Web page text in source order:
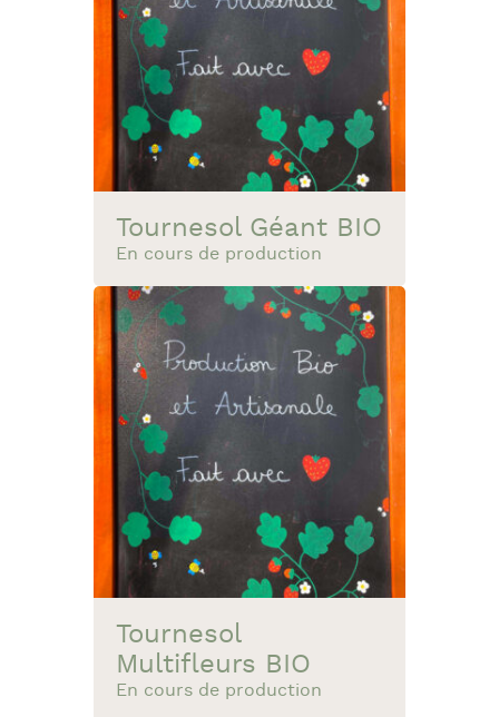
Tournesol Géant BIO
En cours de production
Tournesol
Multifleurs BIO
En cours de production